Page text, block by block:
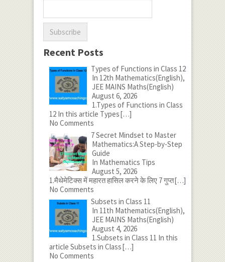
Recent Posts
Types of Functions in Class 12
In 12th Mathematics(English),
JEE MAINS Maths(English)
August 6, 2026
1.Types of Functions in Class
12 In this article Types[…]
No Comments
7 Secret Mindset to Master
Mathematics:A Step-by-Step
Guide
In Mathematics Tips
August 5, 2026
1.मैथेमेटिक्स में महारत हासिल करने के लिए 7 गुप्त[…]
No Comments
Subsets in Class 11
In 11th Mathematics(English),
JEE MAINS Maths(English)
August 4, 2026
1.Subsets in Class 11 In this
article Subsets in Class[…]
No Comments